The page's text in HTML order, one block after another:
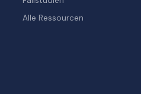
Alle Ressourcen